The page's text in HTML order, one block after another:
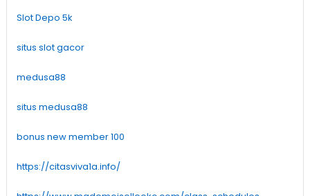
Slot Depo 5k
situs slot gacor
medusa88
situs medusa88
bonus new member 100
https://citasviva1a.info/